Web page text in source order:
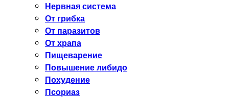
Нервная система
От грибка
От паразитов
От храпа
Пищеварение
Повышение либидо
Похудение
Псориаз